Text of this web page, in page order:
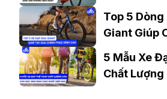
Phòng Nên
Top 5
Giant Giúp
Chinh Phục
5 Mẫu Xe
Chất Lượng